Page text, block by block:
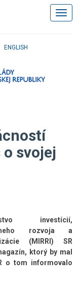
ENGLISH
svojej
investícií,
rozvoja a
(MIRRI) SR
ktorý by mal
o tom informovalo